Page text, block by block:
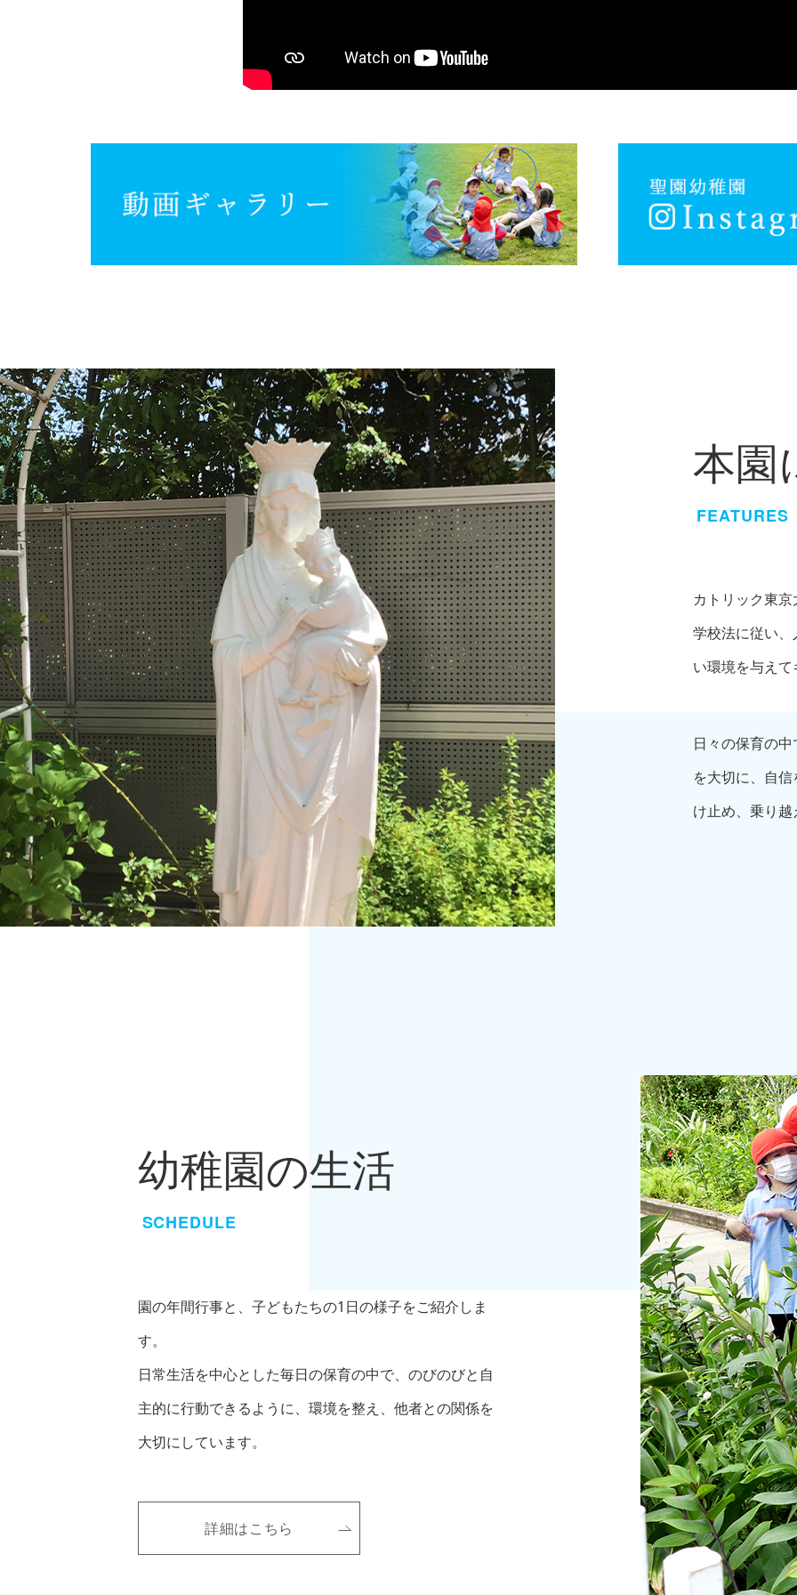
本園
FEATURES
カトリック東
学校法に従い
い環境を与え
日々の保育の
を大切に、自
け止め、乗り
幼稚園の生活
SCHEDULE
園の年間行事と、子どもたちの1日の様子をご紹介しま
す。
日常生活を中心とした毎日の保育の中で、のびのびと自
主的に行動できるように、環境を整え、他者との関係を
大切にしています。
詳細はこちら